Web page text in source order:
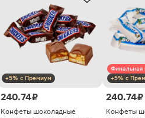
+5% с Премиум
240.74 ₽
Конфеты шоколадные
Финальная
+5% с
240.74 ₽
Конфеты